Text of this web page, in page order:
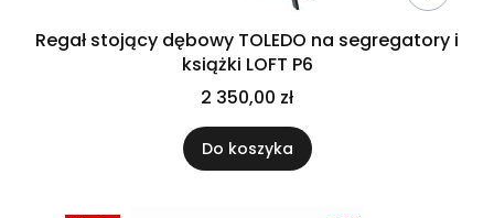
Regał stojący dębowy TOLEDO na segregatory i
książki LOFT P6
2 350,00 zł
Do koszyka